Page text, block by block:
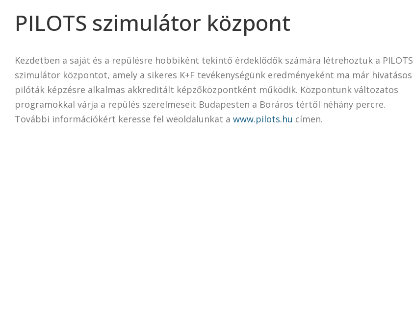
PILOTS
szimulátor
központ
PILOTS szimulátor központ
Kezdetben a saját és a repülésre hobbiként tekintő érdeklődők számára létrehoztuk a PILOTS
szimulátor központot, amely a sikeres K+F tevékenységünk eredményeként ma már hivatásos
pilóták képzésre alkalmas akkreditált képzőközpontként működik. Központunk változatos
programokkal várja a repülés szerelmeseit Budapesten a Boráros tértől néhány percre.
További információkért keresse fel weoldalunkat a www.pilots.hu címen.